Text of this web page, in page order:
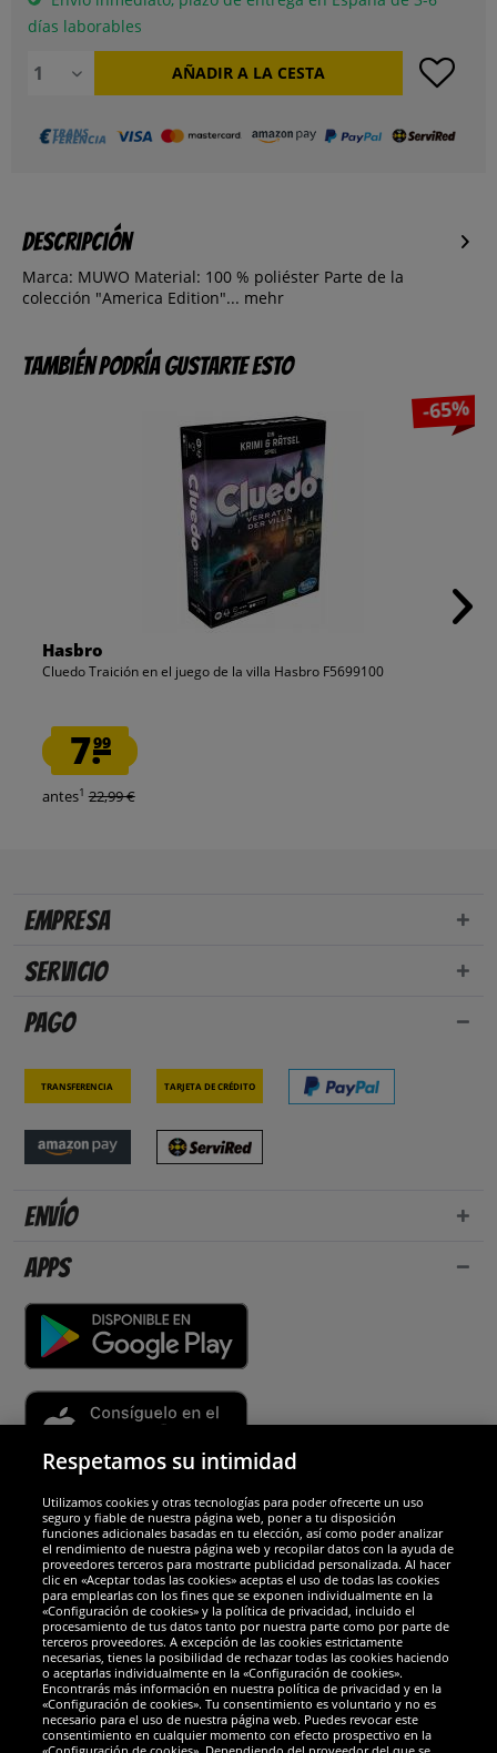
días laborables
AÑADIR A LA CESTA
Descripción
Marca: MUWO Material: 100 % poliéster Parte de la
colección "America Edition"... mehr
También podría gustarte esto
-65%
Hasbro
Cluedo Traición en el juego de la villa Hasbro F5699100
7.99
antes1 22,99 €
Empresa
Servicio
Pago
Transferencia Tarjeta de crédito
Envío
Apps
Socios y seguridad
Galardones
Respetamos su intimidad
Utilizamos cookies y otras tecnologías para poder ofrecerte un uso
seguro y fiable de nuestra página web, poner a tu disposición
funciones adicionales basadas en tu elección, así como poder analizar
el rendimiento de nuestra página web y recopilar datos con la ayuda de
proveedores terceros para mostrarte publicidad personalizada. Al hacer
clic en «Aceptar todas las cookies» aceptas el uso de todas las cookies
para emplearlas con los fines que se exponen individualmente en la
«Configuración de cookies» y la política de privacidad, incluido el
procesamiento de tus datos tanto por nuestra parte como por parte de
terceros proveedores. A excepción de las cookies estrictamente
necesarias, tienes la posibilidad de rechazar todas las cookies haciendo
o aceptarlas individualmente en la «Configuración de cookies».
Encontrarás más información en nuestra política de privacidad y en la
«Configuración de cookies». Tu consentimiento es voluntario y no es
necesario para el uso de nuestra página web. Puedes revocar este
consentimiento en cualquier momento con efecto prospectivo en la